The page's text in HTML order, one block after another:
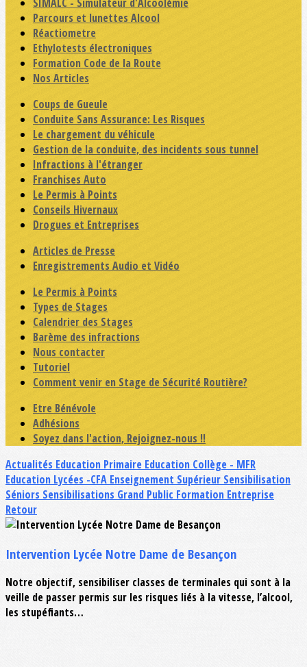
Parcours et lunettes Alcool
Réactiometre
Ethylotests électroniques
Formation Code de la Route
Nos Articles
Coups de Gueule
Conduite Sans Assurance: Les Risques
Le chargement du véhicule
Gestion de la conduite, des incidents sous tunnel
Infractions à l'étranger
Franchises Auto
Le Permis à Points
Conseils Hivernaux
Drogues et Entreprises
Articles de Presse
Enregistrements Audio et Vidéo
Le Permis à Points
Types de Stages
Calendrier des Stages
Barème des infractions
Nous contacter
Tutoriel
Comment venir en Stage de Sécurité Routière?
Etre Bénévole
Adhésions
Soyez dans l'action, Rejoignez-nous !!
Actualités Education Primaire Education Collège - MFR
Education Lycées -CFA Enseignement Supérieur Sensibilisation
Séniors Sensibilisations Grand Public Formation Entreprise
Retour
Intervention Lycée Notre Dame de Besançon
Notre objectif, sensibiliser classes de terminales qui sont à la
veille de passer permis sur les risques liés à la vitesse, l’alcool,
les stupéfiants…